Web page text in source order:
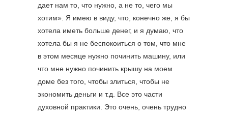
дает нам то, что нужно, а не то, чего мы
хотим». Я имею в виду, что, конечно же, я бы
хотела иметь больше денег, и я думаю, что
хотела бы я не беспокоиться о том, что мне
в этом месяце нужно починить машину, или
что мне нужно починить крышу на моем
доме без того, чтобы злиться, чтобы не
экономить деньги и т.д. Все это части
духовной практики. Это очень, очень трудно